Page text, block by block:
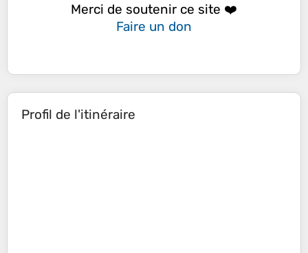
Merci de soutenir ce site ❤️
Faire un don
Profil de l'itinéraire